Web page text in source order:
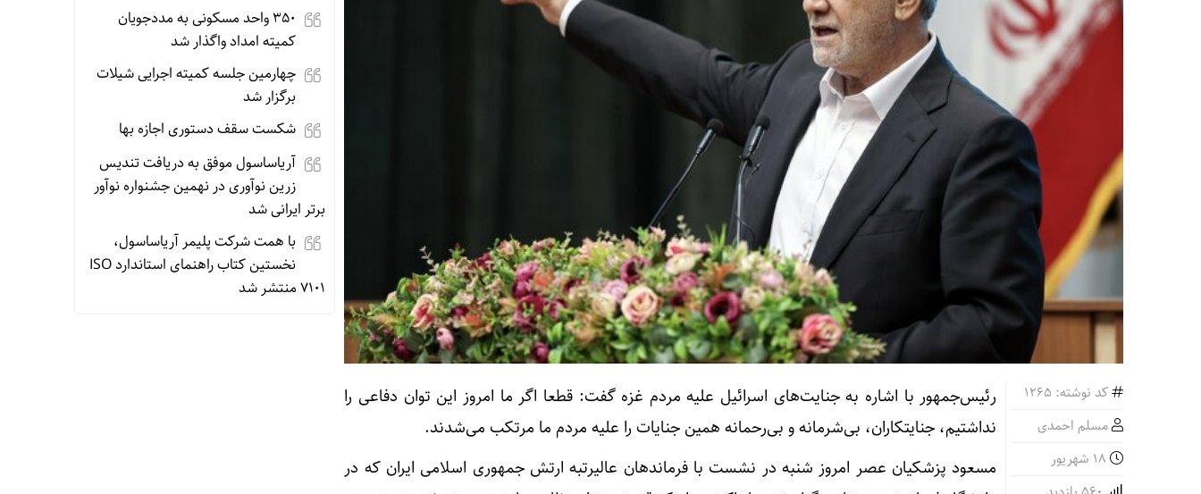
کد نوشته: 1265
مسلم احمدی
رئیس‌جمهور با اشاره به جنایت‌های اسرائیل علیه مردم غزه گفت: قطعا اگر ما امروز این توان دفاعی را
نداشتیم، جنایتکاران، بی‌شرمانه و بی‌رحمانه همین جنایات را علیه مردم ما مرتکب می‌شدند.
مسعود پزشکیان عصر امروز شنبه در نشست با فرماندهان عالیرتبه ارتش جمهوری اسلامی ایران که در
۳۵۰ واحد مسکونی به مددجویان
کمیته امداد واگذار شد
چهارمین جلسه کمیته اجرایی شیلات
برگزار شد
شکست سقف دستوری اجازه بها
آریاساسول موفق به دریافت تندیس
زرین نوآوری در نهمین جشنواره نوآور
برتر ایرانی شد
با همت شرکت پلیمر آریاساسول،
نخستین کتاب راهنمای استاندارد ISO
7101 منتشر شد